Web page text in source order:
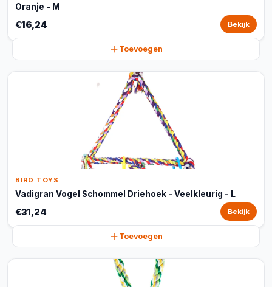
Oranje - M
€16,24 Bekijk
Toevoegen
BIRD TOYS
Vadigran Vogel Schommel Driehoek - Veelkleurig - L
€31,24 Bekijk
Toevoegen